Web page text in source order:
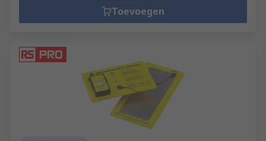
Toevoegen